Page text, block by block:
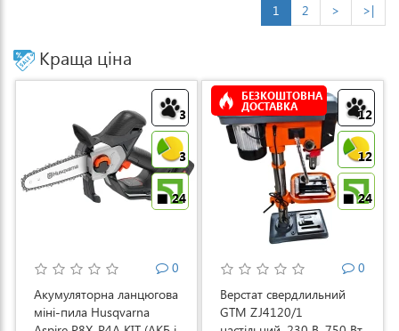
1 2 > >|
Краща ціна
3
3
24
0
Акумуляторна ланцюгова
міні-пила Husqvarna
12
12
24
БЕЗКОШТОВНА
ДОСТАВКА
0
Верстат свердлильний
GTM ZJ4120/1